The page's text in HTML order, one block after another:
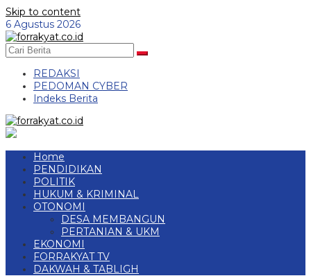
Skip to content
6 Agustus 2026
REDAKSI
PEDOMAN CYBER
Indeks Berita
Home
PENDIDIKAN
POLITIK
HUKUM & KRIMINAL
OTONOMI
DESA MEMBANGUN
PERTANIAN & UKM
EKONOMI
FORRAKYAT TV
DAKWAH & TABLIGH